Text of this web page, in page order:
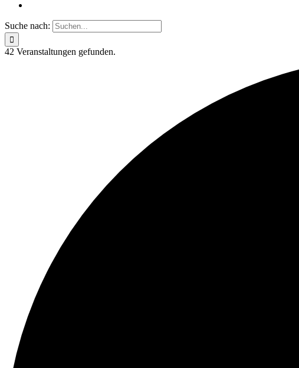
Suche nach:
42 Ver­an­stal­­tungen gefunden.